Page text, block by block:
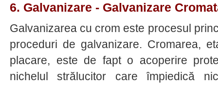
6. Galvanizare - Galvanizare
Galvanizarea cu crom este procesul
proceduri de galvanizare. Cromarea,
placare, este de fapt o acoperire
nichelul strălucitor care împiedică